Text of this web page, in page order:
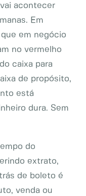
acontecer
Em
em negócio
no vermelho
caixa para
de propósito,
está
dura. Sem
do
extrato,
de boleto é
venda ou